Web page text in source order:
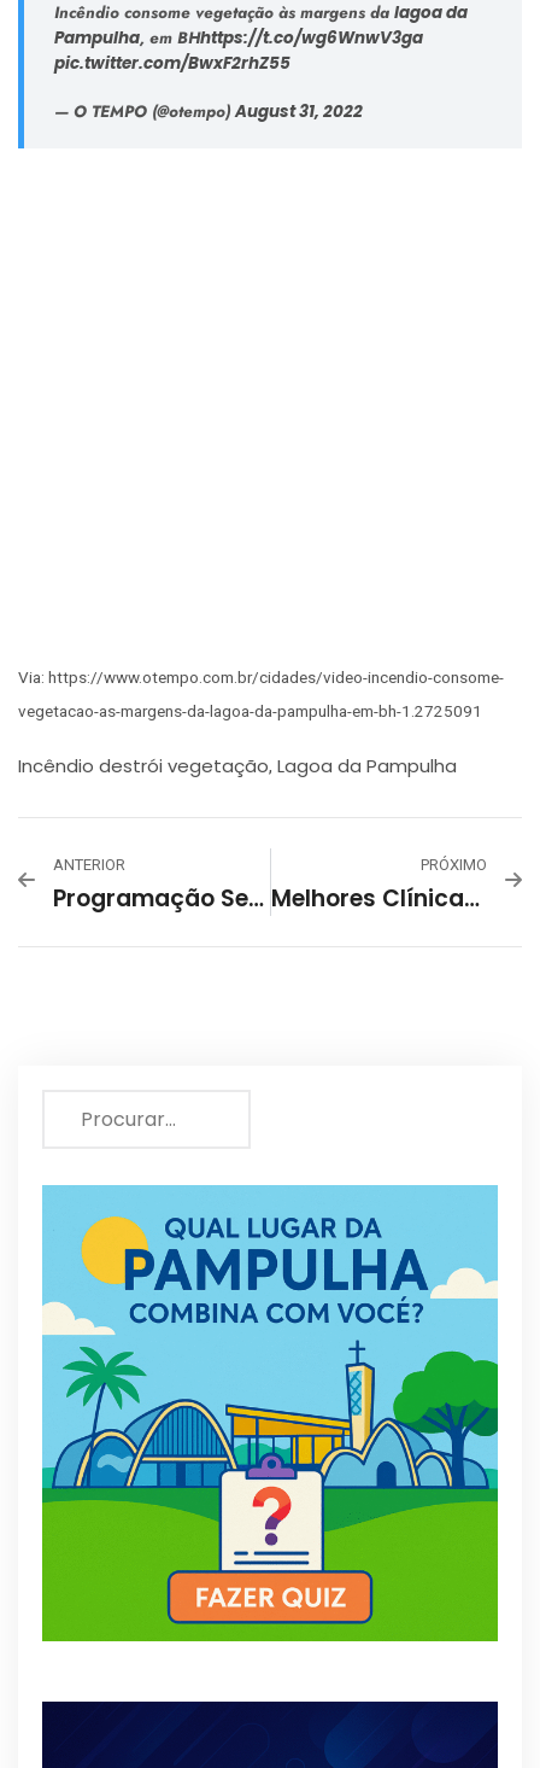
Incêndio consome vegetação às margens da lagoa da
Pampulha, em BHhttps://t.co/wg6WnwV3ga
pic.twitter.com/BwxF2rhZ55
— O TEMPO (@otempo)August 31, 2022
Via: https://www.otempo.com.br/cidades/video-incendio-consome-
vegetacao-as-margens-da-lagoa-da-pampulha-em-bh-1.2725091
Incêndio destrói vegetação, Lagoa da Pampulha
ANTERIOR
Programação Setembro 2022 – Centro Cultural Pampulha!
PRÓXIMO
Melhores Clínicas De Fisioterapia E Fisioterapeutas Em Belo Horizonte – BH